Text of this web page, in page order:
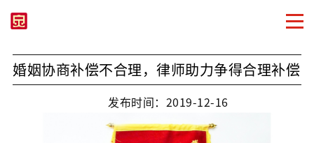
婚姻协商补偿不合理，律师助力争得合理补偿
发布时间：2019-12-16